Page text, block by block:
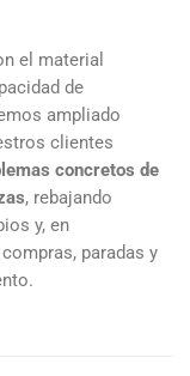
el material
de
ampliado
clientes
concretos de
, rebajando
y, en
paradas y